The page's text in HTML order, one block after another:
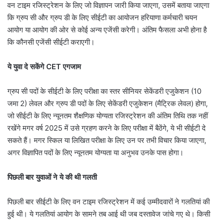
वन टाइम रजिस्ट्रेशन के लिए जो विज्ञापन जारी किया जाएगा, उसमें बताया जाएगा
कि ग्रुप सी और ग्रुप डी के लिए सीईटी का आयोजन हरियाणा कर्मचारी चयन
आयोग या आयोग की ओर से कोई अन्य एजेंसी करेगी। अंतिम फैसला अभी होना है
कि कौनसी एजेंसी सीईटी कराएगी।
ये युवा दे सकेंगे CET एगजाम
ग्रुप सी पदों के सीईटी के लिए परीक्षा का स्तर सीनियर सेकेंडरी एजुकेशन (10
जमा 2) लेवल और ग्रुप डी पदों के लिए सेकेंडरी एजुकेशन (मैट्रिक लेवल) होगा,
जो सीईटी के लिए न्यूनतम शैक्षणिक योग्यता रजिस्ट्रेशन की अंतिम तिथि तक नहीं
रखेंगे मगर वर्ष 2025 में उसे ग्रहण करने के लिए परीक्षा में बैठेंगे, ये भी सीईटी दे
सकते हैं। मगर स्किल या लिखित परीक्षा के लिए उन पर तभी विचार किया जाएगा,
अगर विज्ञापित पदों के लिए न्यूनतम योग्यता या अनुभव उनके पास होगा।
पिछली बार युवाओं ने ये की थी गलती
पिछली बार सीईटी के लिए वन टाइम रजिस्ट्रेशन में कई उम्मीदवारों ने गलतियां की
हुई थी। ये गलतियां आयोग के सामने तब आई थी जब दस्तावेज जांचे गए थे। किसी